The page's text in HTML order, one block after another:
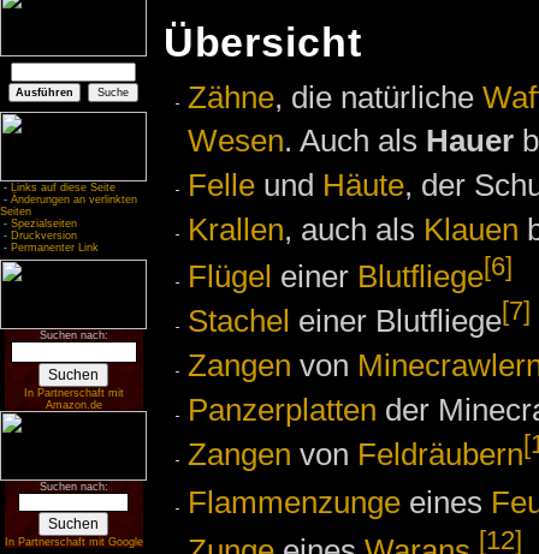
- Links auf diese Seite
- Änderungen an verlinkten
Seiten
- Spezialseiten
- Druckversion
- Permanenter Link
Suchen nach:
In Partnerschaft mit
Amazon.de
Suchen nach:
In Partnerschaft mit Google
Übersicht
Zähne, die natürliche
Wesen. Auch als Hauer
Felle und Häute, der
Krallen, auch als Klauen
Flügel einer Blutfliege[6]
Stachel einer Blutfliege[7]
Zangen von
Panzerplatten der
Zangen von Feldräubern
Flammenzunge eines
[12]